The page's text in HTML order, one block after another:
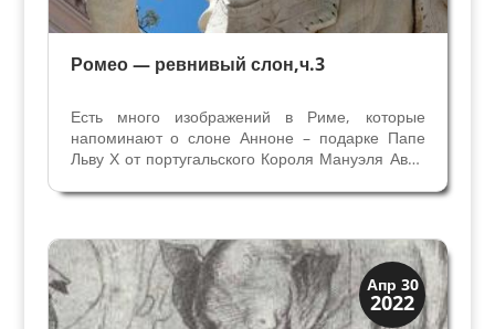
Ромео — ревнивый слон,ч.3
Есть много изображений в Риме, которые
напоминают о слоне Анноне – подарке Папе
Льву Х от португальского Короля Мануэля Авиц
Рафаэль, слон и безутешный Папа. Слона мы
дворцов и залов, на...
Апр 30
2022
Загадки прошлого
История